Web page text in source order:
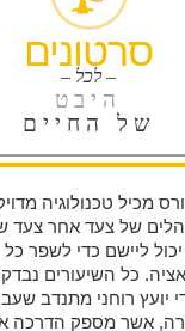
סרטונים
– לכל –
היבט
של החיים
מכיל טכנולוגיה
של צעד אחר צעד
ליישם כדי לשפר כל
כל השיעורים
יועץ רוחני מתנדב
אשר מספק הדרכה